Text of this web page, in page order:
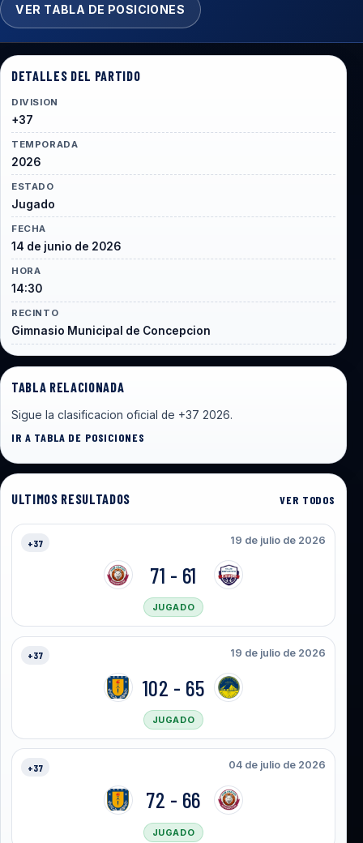
VER TABLA DE POSICIONES
DETALLES DEL PARTIDO
DIVISION
+37
TEMPORADA
2026
ESTADO
Jugado
FECHA
14 de junio de 2026
HORA
14:30
RECINTO
Gimnasio Municipal de Concepcion
TABLA RELACIONADA
Sigue la clasificacion oficial de +37 2026.
IR A TABLA DE POSICIONES
ULTIMOS RESULTADOS VER TODOS
+37 19 de julio de 2026
71 - 61
JUGADO
+37 19 de julio de 2026
102 - 65
JUGADO
+37 04 de julio de 2026
72 - 66
JUGADO